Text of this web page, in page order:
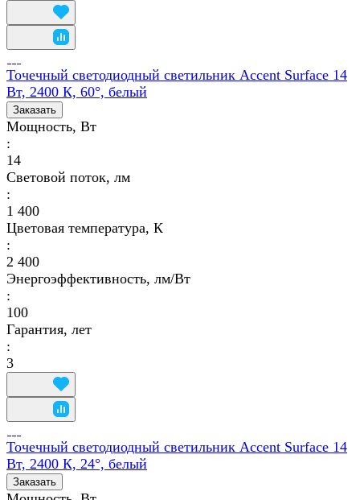
Точечный светодиодный светильник Accent Surface 14
Вт, 2400 К, 60°, белый
Заказать
Мощность, Вт
:
14
Световой поток, лм
:
1 400
Цветовая температура, К
:
2 400
Энергоэффективность, лм/Вт
:
100
Гарантия, лет
:
3
Точечный светодиодный светильник Accent Surface 14
Вт, 2400 К, 24°, белый
Заказать